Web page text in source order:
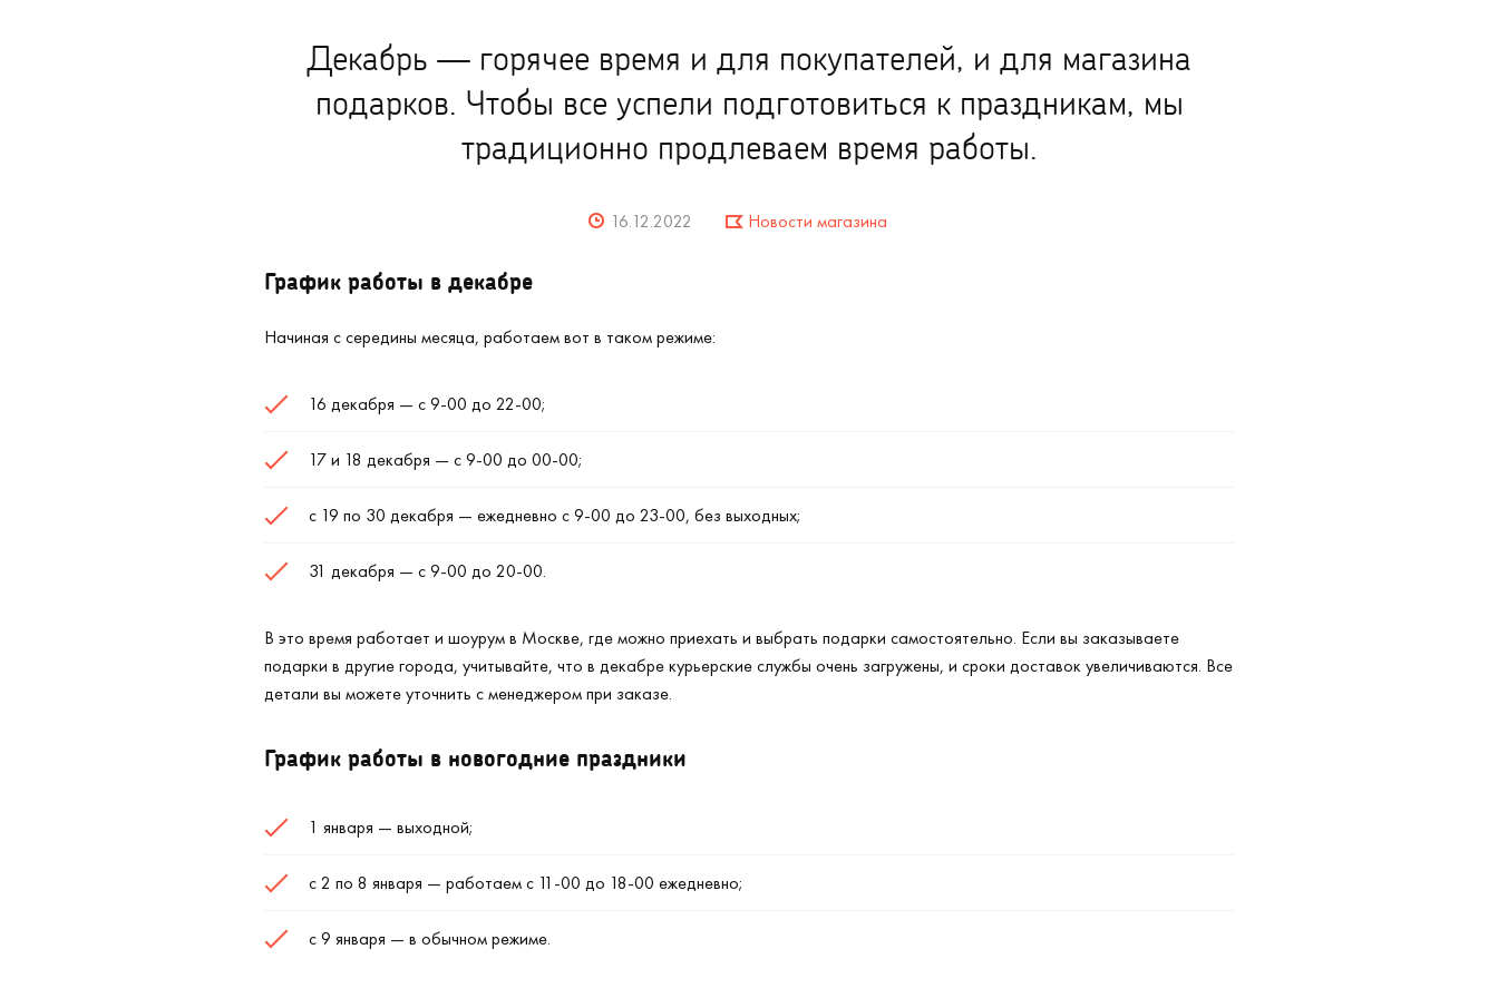
Декабрь — горячее время и для покупателей, и для магазина
подарков. Чтобы все успели подготовиться к праздникам, мы
традиционно продлеваем время работы.
16.12.2022 Новости магазина
График работы в декабре
Начиная с середины месяца, работаем вот в таком режиме:
16 декабря — с 9-00 до 22-00;
17 и 18 декабря — с 9-00 до 00-00;
с 19 по 30 декабря — ежедневно с 9-00 до 23-00, без выходных;
31 декабря — с 9-00 до 20-00.
В это время работает и шоурум в Москве, где можно приехать и выбрать подарки самостоятельно. Если вы заказываете
подарки в другие города, учитывайте, что в декабре курьерские службы очень загружены, и сроки доставок увеличиваются. Все
детали вы можете уточнить с менеджером при заказе.
График работы в новогодние праздники
1 января — выходной;
с 2 по 8 января — работаем с 11-00 до 18-00 ежедневно;
с 9 января — в обычном режиме.